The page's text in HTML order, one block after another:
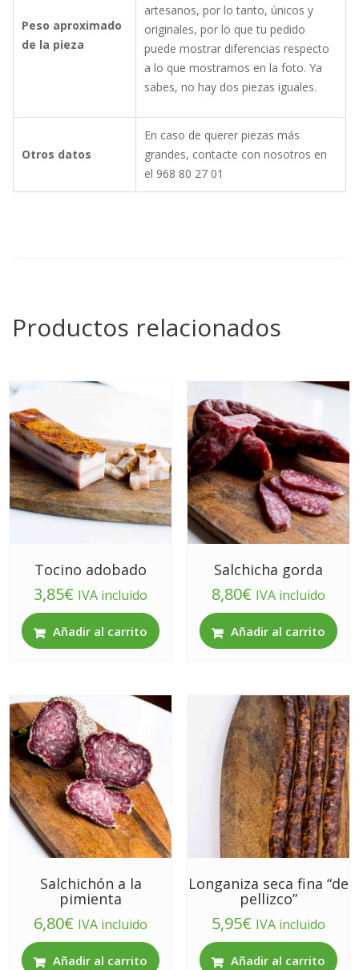
Peso aproximado
de la pieza
artesanos, por lo tanto, únicos y
originales, por lo que tu pedido
puede mostrar diferencias respecto
a lo que mostramos en la foto. Ya
sabes, no hay dos piezas iguales.
Otros datos
En caso de querer piezas más
grandes, contacte con nosotros en
el 968 80 27 01
Productos relacionados
Tocino adobado
3,85€ IVA incluido
Añadir al carrito
Salchicha gorda
8,80€ IVA incluido
Añadir al carrito
Salchichón a la
pimienta
6,80€ IVA incluido
Añadir al carrito
Longaniza seca fina “de
pellizco”
5,95€ IVA incluido
Añadir al carrito